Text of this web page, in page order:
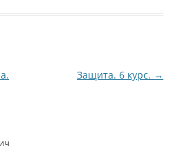
Защита. 6 курс. →